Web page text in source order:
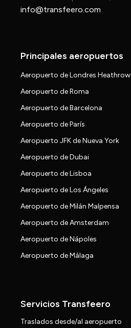
info@transfeero.com
Principales aeropuertos
Aeropuerto de Londres Heathrow
Aeropuerto de Roma
Aeropuerto de Barcelona
Aeropuerto de París
Aeropuerto JFK de Nueva York
Aeropuerto de Dubai
Aeropuerto de Lisboa
Aeropuerto de Los Ángeles
Aeropuerto de Milán Malpensa
Aeropuerto de Amsterdam
Aeropuerto de Nápoles
Aeropuerto de Málaga
Servicios Transfeero
Traslados desde/al aeropuerto